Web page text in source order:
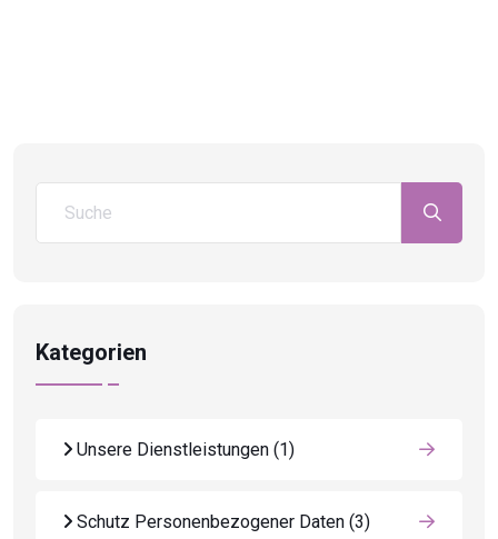
Kategorien
Unsere Dienstleistungen (1)
Schutz Personenbezogener Daten (3)